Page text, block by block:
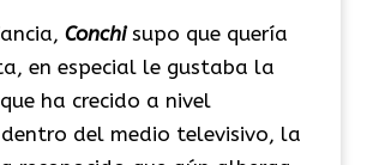
Conchi supo que quería
en especial le gustaba la
ha crecido a nivel
del medio televisivo, la